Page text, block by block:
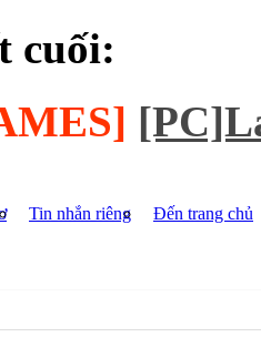
cuối:
Tin nhắn riêng Đến trang chủ